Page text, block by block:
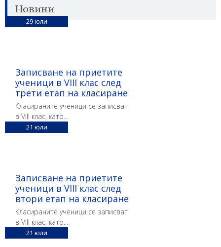
Новини
29юли
Записване на приетите
ученици в VIII клас след
трети етап на класиране
Класираните ученици се записват
в VIII клас, като...
21 юли
Записване на приетите
ученици в VIII клас след
втори етап на класиране
Класираните ученици се записват
в VIII клас, като...
21 юли